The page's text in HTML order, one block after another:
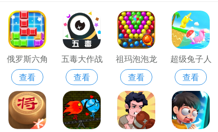
俄罗斯六角
方快
查看
五毒大作战
新版
查看
祖玛泡泡龙
游戏免费版
查看
超级兔子人
游戏中文版
查看